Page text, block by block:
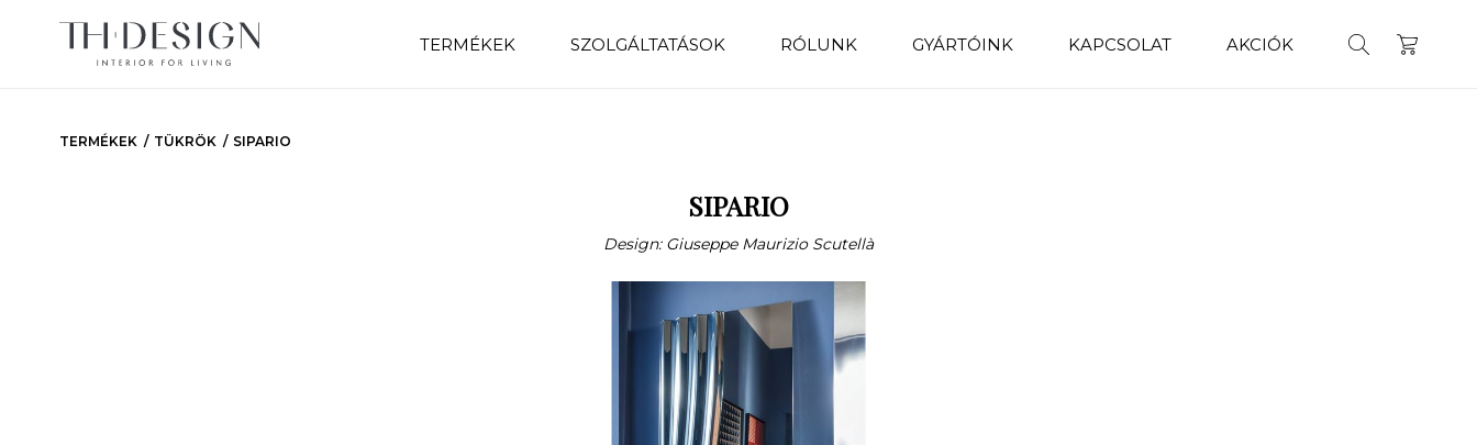
TERMÉKEK SZOLGÁLTATÁSOK RÓLUNK GYÁRTÓINK KAPCSOLAT AKCIÓK
TERMÉKEK TÜKRÖK SIPARIO
SIPARIO
Design: Giuseppe Maurizio Scutellà